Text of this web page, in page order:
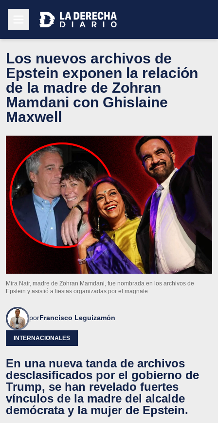
Los nuevos archivos de
Epstein exponen la relación
de la madre de Zohran
Mamdani con Ghislaine
Maxwell
Mira Nair, madre de Zohran Mamdani, fue nombrada en los archivos de
Epstein y asistió a fiestas organizadas por el magnate
porFrancisco Leguizamón
INTERNACIONALES
En una nueva tanda de archivos
desclasificados por el gobierno de
Trump, se han revelado fuertes
vínculos de la madre del alcalde
demócrata y la mujer de Epstein.